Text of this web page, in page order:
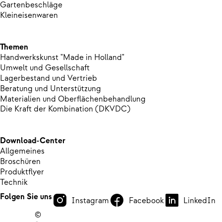
Gartenbeschläge
Kleineisenwaren
Themen
Handwerkskunst "Made in Holland"
Umwelt und Gesellschaft
Lagerbestand und Vertrieb
Beratung und Unterstützung
Materialien und Oberflächenbehandlung
Die Kraft der Kombination (DKVDC)
Download-Center
Allgemeines
Broschüren
Produktflyer
Technik
Folgen Sie uns
Instagram Facebook
LinkedIn
©